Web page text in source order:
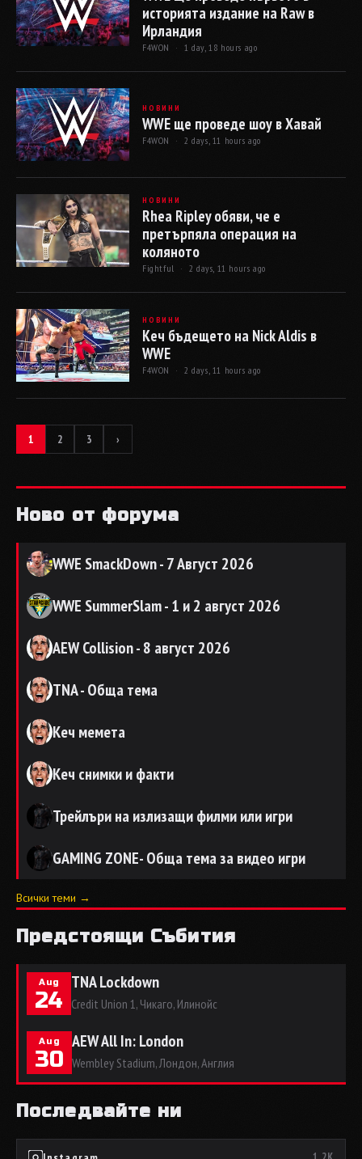
историята издание на Raw в
Ирландия
F4WON · 1 day, 18 hours ago
НОВИНИ
WWE ще проведе шоу в Хавай
F4WON · 2 days, 11 hours ago
НОВИНИ
Rhea Ripley обяви, че е
претърпяла операция на
коляното
Fightful · 2 days, 11 hours ago
НОВИНИ
Кеч бъдещето на Nick Aldis в
WWE
F4WON · 2 days, 11 hours ago
1 2 3 ›
Ново от форума
WWE SmackDown - 7 Август 2026
WWE SummerSlam - 1 и 2 август 2026
AEW Collision - 8 август 2026
TNA - Обща тема
Кеч мемета
Кеч снимки и факти
Трейлъри на излизащи филми или игри
GAMING ZONE- Обща тема за видео игри
Всички теми →
Предстоящи Събития
Aug
24
TNA Lockdown
Credit Union 1, Чикаго, Илинойс
Aug
30
AEW All In: London
Wembley Stadium, Лондон, Англия
Последвайте ни